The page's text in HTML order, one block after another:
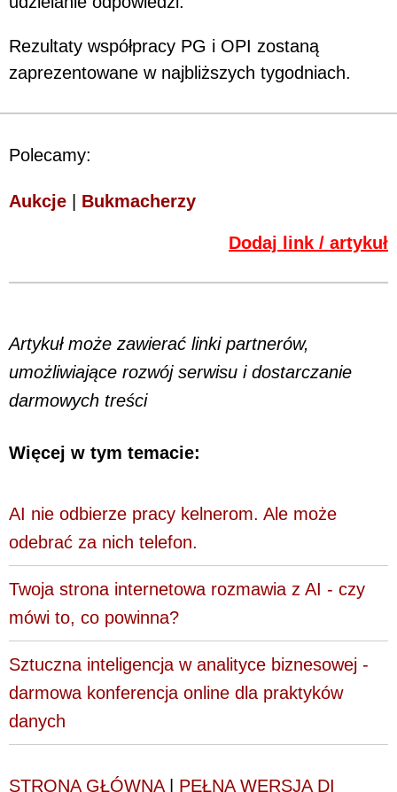
Rezultaty współpracy PG i OPI zostaną
zaprezentowane w najbliższych tygodniach.
Polecamy:
Aukcje Bukmacherzy
Dodaj link / artykuł
Artykuł może zawierać linki partnerów,
umożliwiające rozwój serwisu i dostarczanie
darmowych treści
Więcej w tym temacie:
AI nie odbierze pracy kelnerom. Ale może
odebrać za nich telefon.
Twoja strona internetowa rozmawia z AI - czy
mówi to, co powinna?
Sztuczna inteligencja w analityce biznesowej -
darmowa konferencja online dla praktyków
danych
STRONA GŁÓWNA| PEŁNA WERSJA DI